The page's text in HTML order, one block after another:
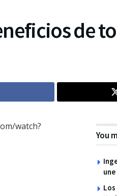
de
You
watch?